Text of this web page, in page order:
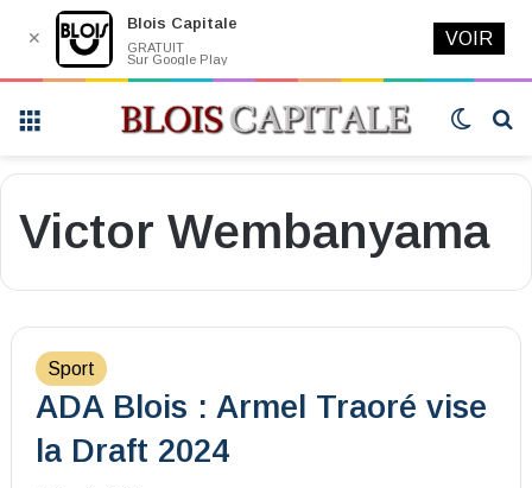
Switch
Victor Wembanyama
Sport
ADA Blois : Armel Traoré vise
la Draft 2024
✕
Blois Capitale
GRATUIT
Sur Google Play
VOIR